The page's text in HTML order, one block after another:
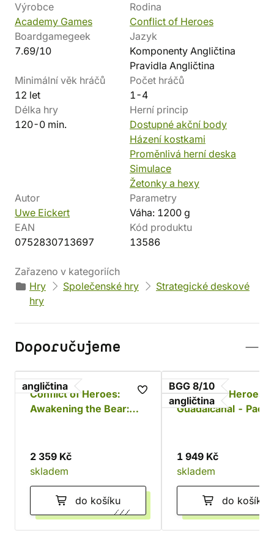
Výrobce
Academy Games
Rodina
Conflict of Heroes
Boardgamegeek
7.69/10
Jazyk
Komponenty Angličtina
Pravidla Angličtina
Minimální věk hráčů
12 let
Počet hráčů
1-4
Délka hry
120-0 min.
Herní princip
Dostupné akční body
Házení kostkami
Proměnlivá herní deska
Simulace
Žetonky a hexy
Autor
Uwe Eickert
Parametry
Váha: 1200 g
EAN
0752830713697
Kód produktu
13586
Zařazeno v kategoriích
Hry
Společenské hry
Strategické deskové
hry
Doporučujeme
angličtina
Conflict of Heroes:
Awakening the Bear:
2 359 Kč
skladem
do košíku
BGG 8/10
angličtina
Conflict of Heroes:
Guadalcanal -
1 949 Kč
skladem
do košíku